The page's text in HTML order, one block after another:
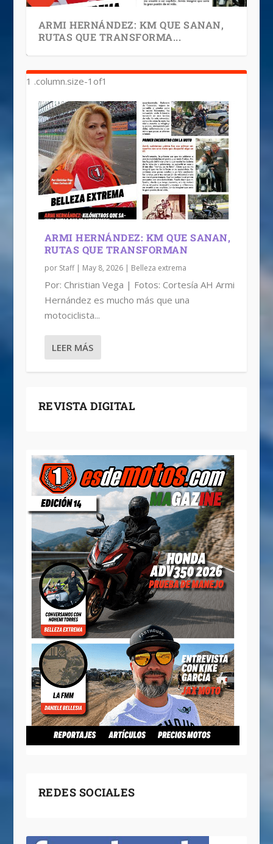
ARMI HERNÁNDEZ: KM QUE SANAN,
RUTAS QUE TRANSFORMA...
ARMI HERNÁNDEZ: KM QUE SANAN,
RUTAS QUE TRANSFORMAN
por Staff| May 8, 2026| Belleza extrema
Por: Christian Vega | Fotos: Cortesía AH Armi
Hernández es mucho más que una
motociclista...
LEER MÁS
REVISTA DIGITAL
REDES SOCIALES